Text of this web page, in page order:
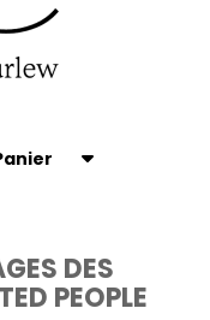
DES
PEOPLE